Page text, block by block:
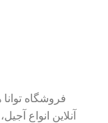
فروشگاه
آنلاین انواع